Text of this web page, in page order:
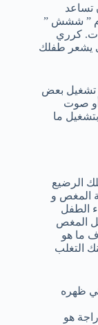
تساعد
” ششش ”
كرري
يشعر طفلك
تشغيل بعض
أو صوت
ما
الرضيع
المغص و
الطفل
المغص
ما هو
التغلب
ظهره
هو